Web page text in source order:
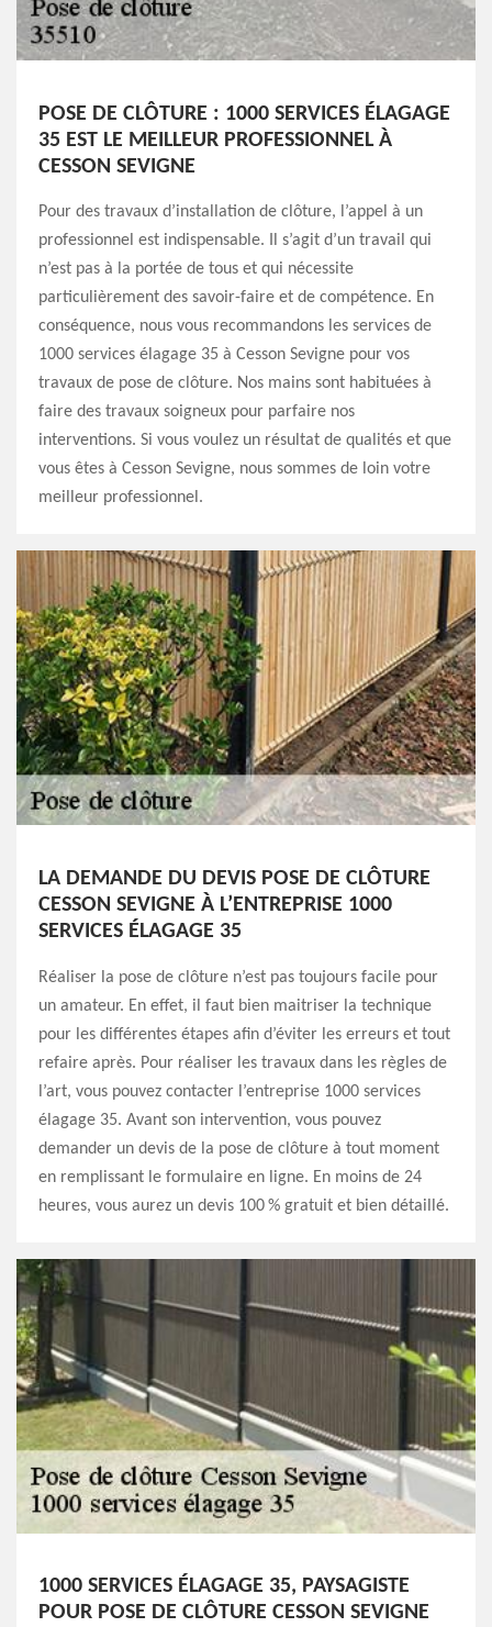
POSE DE CLÔTURE : 1000 SERVICES ÉLAGAGE
35 EST LE MEILLEUR PROFESSIONNEL À
CESSON SEVIGNE
Pour des travaux d’installation de clôture, l’appel à un
professionnel est indispensable. Il s’agit d’un travail qui
n’est pas à la portée de tous et qui nécessite
particulièrement des savoir-faire et de compétence. En
conséquence, nous vous recommandons les services de
1000 services élagage 35 à Cesson Sevigne pour vos
travaux de pose de clôture. Nos mains sont habituées à
faire des travaux soigneux pour parfaire nos
interventions. Si vous voulez un résultat de qualités et que
vous êtes à Cesson Sevigne, nous sommes de loin votre
meilleur professionnel.
LA DEMANDE DU DEVIS POSE DE CLÔTURE
CESSON SEVIGNE À L’ENTREPRISE 1000
SERVICES ÉLAGAGE 35
Réaliser la pose de clôture n’est pas toujours facile pour
un amateur. En effet, il faut bien maitriser la technique
pour les différentes étapes afin d’éviter les erreurs et tout
refaire après. Pour réaliser les travaux dans les règles de
l’art, vous pouvez contacter l’entreprise 1000 services
élagage 35. Avant son intervention, vous pouvez
demander un devis de la pose de clôture à tout moment
en remplissant le formulaire en ligne. En moins de 24
heures, vous aurez un devis 100 % gratuit et bien détaillé.
1000 SERVICES ÉLAGAGE 35, PAYSAGISTE
POUR POSE DE CLÔTURE CESSON SEVIGNE